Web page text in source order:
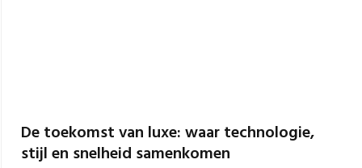
De toekomst van luxe: waar technologie,
stijl en snelheid samenkomen